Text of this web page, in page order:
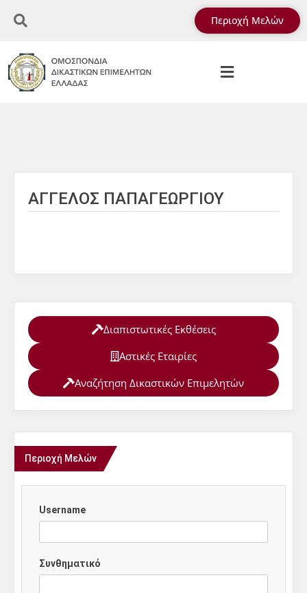
Περιοχή Μελών
ΑΓΓΕΛΟΣ ΠΑΠΑΓΕΩΡΓΙΟΥ
Διαπιστωτικές Εκθέσεις
Αστικές Εταιρίες
Αναζήτηση Δικαστικών Επιμελητών
Περιοχή Μελών
Username
Συνθηματικό